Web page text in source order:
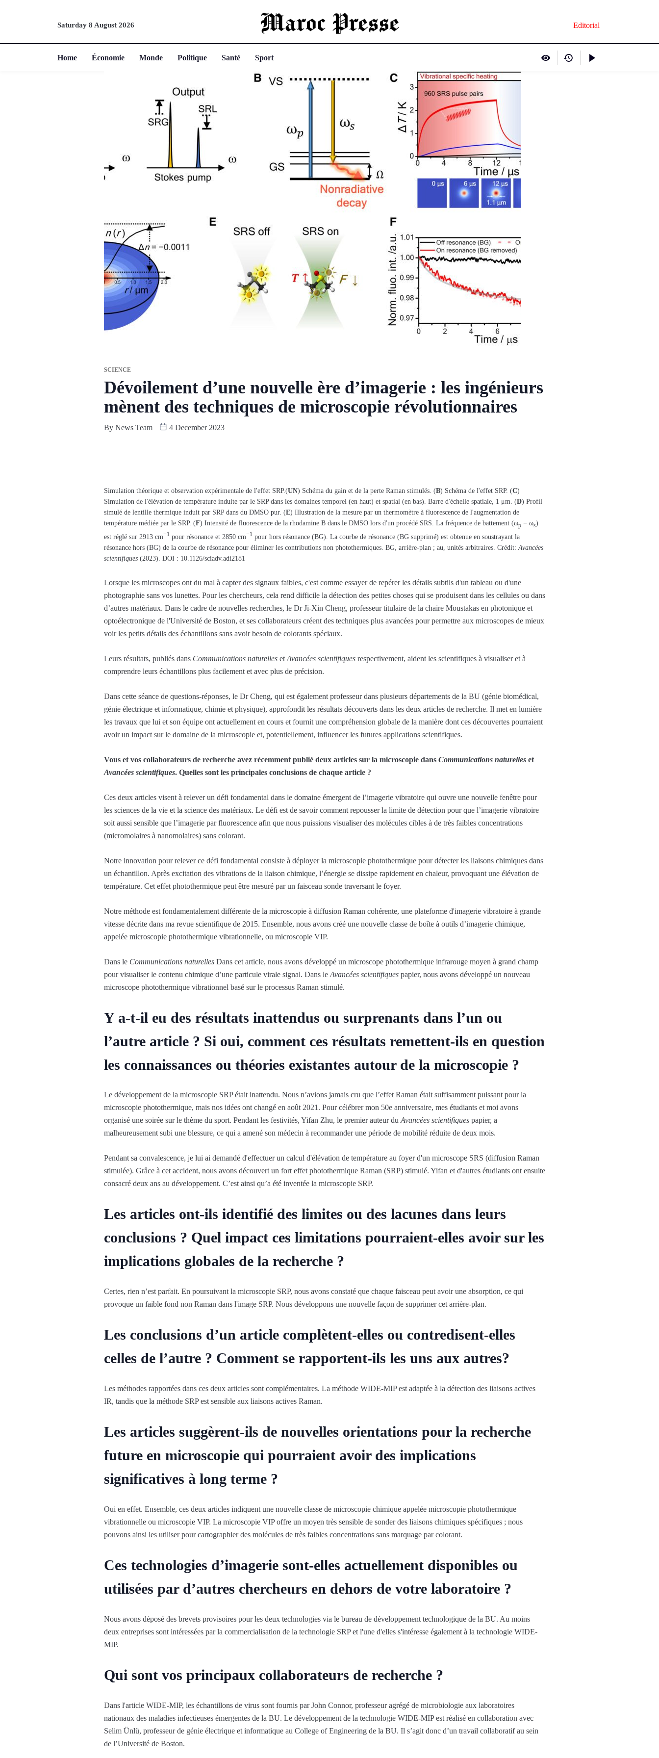
Saturday 8 August 2026 Editorial
Home Économie Monde Politique Santé Sport
SCIENCE
Dévoilement d’une nouvelle ère d’imagerie : les ingénieurs
mènent des techniques de microscopie révolutionnaires
By News Team 4 December 2023
Simulation théorique et observation expérimentale de l'effet SRP.(UN) Schéma du gain et de la perte Raman stimulés. (B) Schéma de l'effet SRP. (C)
Simulation de l'élévation de température induite par le SRP dans les domaines temporel (en haut) et spatial (en bas). Barre d'échelle spatiale, 1 μm. (D) Profil
simulé de lentille thermique induit par SRP dans du DMSO pur. (E) Illustration de la mesure par un thermomètre à fluorescence de l'augmentation de
température médiée par le SRP. (F) Intensité de fluorescence de la rhodamine B dans le DMSO lors d'un procédé SRS. La fréquence de battement (ωp − ωs)
est réglé sur 2913 cm−1 pour résonance et 2850 cm−1 pour hors résonance (BG). La courbe de résonance (BG supprimé) est obtenue en soustrayant la
résonance hors (BG) de la courbe de résonance pour éliminer les contributions non photothermiques. BG, arrière-plan ; au, unités arbitraires. Crédit: Avancées
scientifiques (2023). DOI : 10.1126/sciadv.adi2181
Lorsque les microscopes ont du mal à capter des signaux faibles, c'est comme essayer de repérer les détails subtils d'un tableau ou d'une
photographie sans vos lunettes. Pour les chercheurs, cela rend difficile la détection des petites choses qui se produisent dans les cellules ou dans
d’autres matériaux. Dans le cadre de nouvelles recherches, le Dr Ji-Xin Cheng, professeur titulaire de la chaire Moustakas en photonique et
optoélectronique de l'Université de Boston, et ses collaborateurs créent des techniques plus avancées pour permettre aux microscopes de mieux
voir les petits détails des échantillons sans avoir besoin de colorants spéciaux.
Leurs résultats, publiés dans Communications naturelles et Avancées scientifiques respectivement, aident les scientifiques à visualiser et à
comprendre leurs échantillons plus facilement et avec plus de précision.
Dans cette séance de questions-réponses, le Dr Cheng, qui est également professeur dans plusieurs départements de la BU (génie biomédical,
génie électrique et informatique, chimie et physique), approfondit les résultats découverts dans les deux articles de recherche. Il met en lumière
les travaux que lui et son équipe ont actuellement en cours et fournit une compréhension globale de la manière dont ces découvertes pourraient
avoir un impact sur le domaine de la microscopie et, potentiellement, influencer les futures applications scientifiques.
Vous et vos collaborateurs de recherche avez récemment publié deux articles sur la microscopie dans Communications naturelles et
Avancées scientifiques. Quelles sont les principales conclusions de chaque article ?
Ces deux articles visent à relever un défi fondamental dans le domaine émergent de l’imagerie vibratoire qui ouvre une nouvelle fenêtre pour
les sciences de la vie et la science des matériaux. Le défi est de savoir comment repousser la limite de détection pour que l’imagerie vibratoire
soit aussi sensible que l’imagerie par fluorescence afin que nous puissions visualiser des molécules cibles à de très faibles concentrations
(micromolaires à nanomolaires) sans colorant.
Notre innovation pour relever ce défi fondamental consiste à déployer la microscopie photothermique pour détecter les liaisons chimiques dans
un échantillon. Après excitation des vibrations de la liaison chimique, l’énergie se dissipe rapidement en chaleur, provoquant une élévation de
température. Cet effet photothermique peut être mesuré par un faisceau sonde traversant le foyer.
Notre méthode est fondamentalement différente de la microscopie à diffusion Raman cohérente, une plateforme d'imagerie vibratoire à grande
vitesse décrite dans ma revue scientifique de 2015. Ensemble, nous avons créé une nouvelle classe de boîte à outils d’imagerie chimique,
appelée microscopie photothermique vibrationnelle, ou microscopie VIP.
Dans le Communications naturelles Dans cet article, nous avons développé un microscope photothermique infrarouge moyen à grand champ
pour visualiser le contenu chimique d’une particule virale signal. Dans le Avancées scientifiques papier, nous avons développé un nouveau
microscope photothermique vibrationnel basé sur le processus Raman stimulé.
Y a-t-il eu des résultats inattendus ou surprenants dans l’un ou
l’autre article ? Si oui, comment ces résultats remettent-ils en question
les connaissances ou théories existantes autour de la microscopie ?
Le développement de la microscopie SRP était inattendu. Nous n’avions jamais cru que l’effet Raman était suffisamment puissant pour la
microscopie photothermique, mais nos idées ont changé en août 2021. Pour célébrer mon 50e anniversaire, mes étudiants et moi avons
organisé une soirée sur le thème du sport. Pendant les festivités, Yifan Zhu, le premier auteur duAvancées scientifiques papier, a
malheureusement subi une blessure, ce qui a amené son médecin à recommander une période de mobilité réduite de deux mois.
Pendant sa convalescence, je lui ai demandé d'effectuer un calcul d'élévation de température au foyer d'un microscope SRS (diffusion Raman
stimulée). Grâce à cet accident, nous avons découvert un fort effet photothermique Raman (SRP) stimulé. Yifan et d'autres étudiants ont ensuite
consacré deux ans au développement. C’est ainsi qu’a été inventée la microscopie SRP.
Les articles ont-ils identifié des limites ou des lacunes dans leurs
conclusions ? Quel impact ces limitations pourraient-elles avoir sur les
implications globales de la recherche ?
Certes, rien n’est parfait. En poursuivant la microscopie SRP, nous avons constaté que chaque faisceau peut avoir une absorption, ce qui
provoque un faible fond non Raman dans l'image SRP. Nous développons une nouvelle façon de supprimer cet arrière-plan.
Les conclusions d’un article complètent-elles ou contredisent-elles
celles de l’autre ? Comment se rapportent-ils les uns aux autres?
Les méthodes rapportées dans ces deux articles sont complémentaires. La méthode WIDE-MIP est adaptée à la détection des liaisons actives
IR, tandis que la méthode SRP est sensible aux liaisons actives Raman.
Les articles suggèrent-ils de nouvelles orientations pour la recherche
future en microscopie qui pourraient avoir des implications
significatives à long terme ?
Oui en effet. Ensemble, ces deux articles indiquent une nouvelle classe de microscopie chimique appelée microscopie photothermique
vibrationnelle ou microscopie VIP. La microscopie VIP offre un moyen très sensible de sonder des liaisons chimiques spécifiques ; nous
pouvons ainsi les utiliser pour cartographier des molécules de très faibles concentrations sans marquage par colorant.
Ces technologies d’imagerie sont-elles actuellement disponibles ou
utilisées par d’autres chercheurs en dehors de votre laboratoire ?
Nous avons déposé des brevets provisoires pour les deux technologies via le bureau de développement technologique de la BU. Au moins
deux entreprises sont intéressées par la commercialisation de la technologie SRP et l'une d'elles s'intéresse également à la technologie WIDE-
MIP.
Qui sont vos principaux collaborateurs de recherche ?
Dans l'article WIDE-MIP, les échantillons de virus sont fournis par John Connor, professeur agrégé de microbiologie aux laboratoires
nationaux des maladies infectieuses émergentes de la BU. Le développement de la technologie WIDE-MIP est réalisé en collaboration avec
Selim Ünlü, professeur de génie électrique et informatique au College of Engineering de la BU. Il s’agit donc d’un travail collaboratif au sein
de l’Université de Boston.